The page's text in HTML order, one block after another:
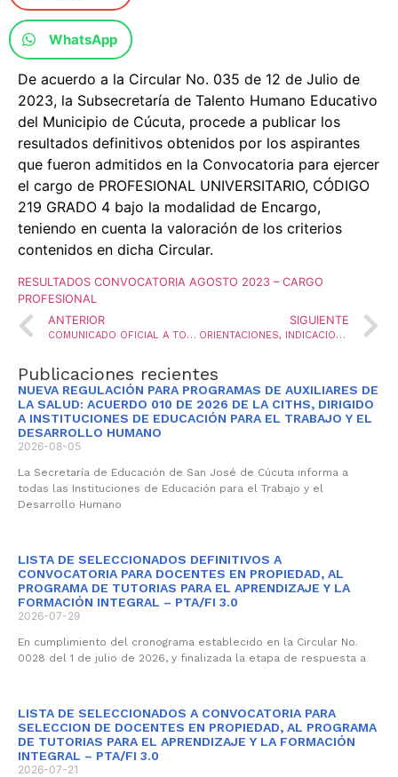
WhatsApp
De acuerdo a la Circular No. 035 de 12 de Julio de
2023, la Subsecretaría de Talento Humano Educativo
del Municipio de Cúcuta, procede a publicar los
resultados definitivos obtenidos por los aspirantes
que fueron admitidos en la Convocatoria para ejercer
el cargo de PROFESIONAL UNIVERSITARIO, CÓDIGO
219 GRADO 4 bajo la modalidad de Encargo,
teniendo en cuenta la valoración de los criterios
contenidos en dicha Circular.
RESULTADOS CONVOCATORIA AGOSTO 2023 – CARGO
PROFESIONAL
ANTERIOR
COMUNICADO OFICIAL A TODA LA COMUNIDAD EDUCATIVA
SIGUIENTE
ORIENTACIONES, INDICACIONES Y CRITERIOS PARA PARTICIPAR EN LA OCTAVA CONVOCATORIA 2023 II – GENERACIÓN 2050
Publicaciones recientes
NUEVA REGULACIÓN PARA PROGRAMAS DE AUXILIARES DE
LA SALUD: ACUERDO 010 DE 2026 DE LA CITHS, DIRIGIDO
A INSTITUCIONES DE EDUCACIÓN PARA EL TRABAJO Y EL
DESARROLLO HUMANO
2026-08-05
La Secretaría de Educación de San José de Cúcuta informa a
todas las Instituciones de Educación para el Trabajo y el
Desarrollo Humano
LISTA DE SELECCIONADOS DEFINITIVOS A
CONVOCATORIA PARA DOCENTES EN PROPIEDAD, AL
PROGRAMA DE TUTORIAS PARA EL APRENDIZAJE Y LA
FORMACIÓN INTEGRAL – PTA/FI 3.0
2026-07-29
En cumplimiento del cronograma establecido en la Circular No.
0028 del 1 de julio de 2026, y finalizada la etapa de respuesta a
LISTA DE SELECCIONADOS A CONVOCATORIA PARA
SELECCION DE DOCENTES EN PROPIEDAD, AL PROGRAMA
DE TUTORIAS PARA EL APRENDIZAJE Y LA FORMACIÓN
INTEGRAL – PTA/FI 3.0
2026-07-21